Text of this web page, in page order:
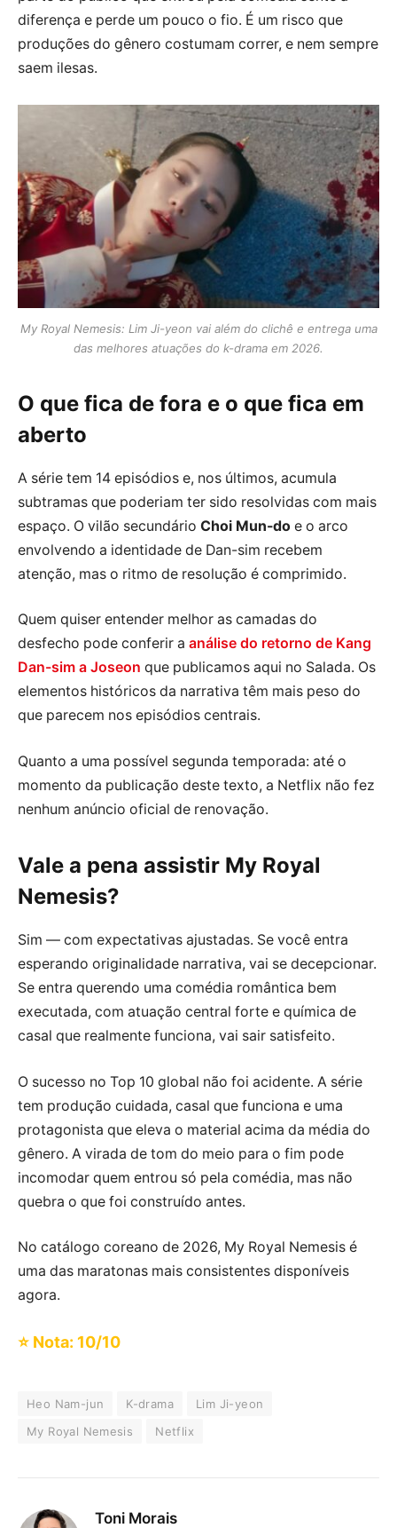
diferença e perde um pouco o fio. É um risco que
produções do gênero costumam correr, e nem sempre
saem ilesas.
My Royal Nemesis: Lim Ji-yeon vai além do clichê e entrega uma
das melhores atuações do k-drama em 2026.
O que fica de fora e o que fica em
aberto
A série tem 14 episódios e, nos últimos, acumula
subtramas que poderiam ter sido resolvidas com mais
espaço. O vilão secundário Choi Mun-do e o arco
envolvendo a identidade de Dan-sim recebem
atenção, mas o ritmo de resolução é comprimido.
Quem quiser entender melhor as camadas do
desfecho pode conferir a análise do retorno de Kang
Dan-sim a Joseon que publicamos aqui no Salada. Os
elementos históricos da narrativa têm mais peso do
que parecem nos episódios centrais.
Quanto a uma possível segunda temporada: até o
momento da publicação deste texto, a Netflix não fez
nenhum anúncio oficial de renovação.
Vale a pena assistir My Royal
Nemesis?
Sim — com expectativas ajustadas. Se você entra
esperando originalidade narrativa, vai se decepcionar.
Se entra querendo uma comédia romântica bem
executada, com atuação central forte e química de
casal que realmente funciona, vai sair satisfeito.
O sucesso no Top 10 global não foi acidente. A série
tem produção cuidada, casal que funciona e uma
protagonista que eleva o material acima da média do
gênero. A virada de tom do meio para o fim pode
incomodar quem entrou só pela comédia, mas não
quebra o que foi construído antes.
No catálogo coreano de 2026, My Royal Nemesis é
uma das maratonas mais consistentes disponíveis
agora.
⭐ Nota: 10/10
Heo Nam-jun K-drama
Lim Ji-yeon
My Royal Nemesis
Netflix
Toni Morais